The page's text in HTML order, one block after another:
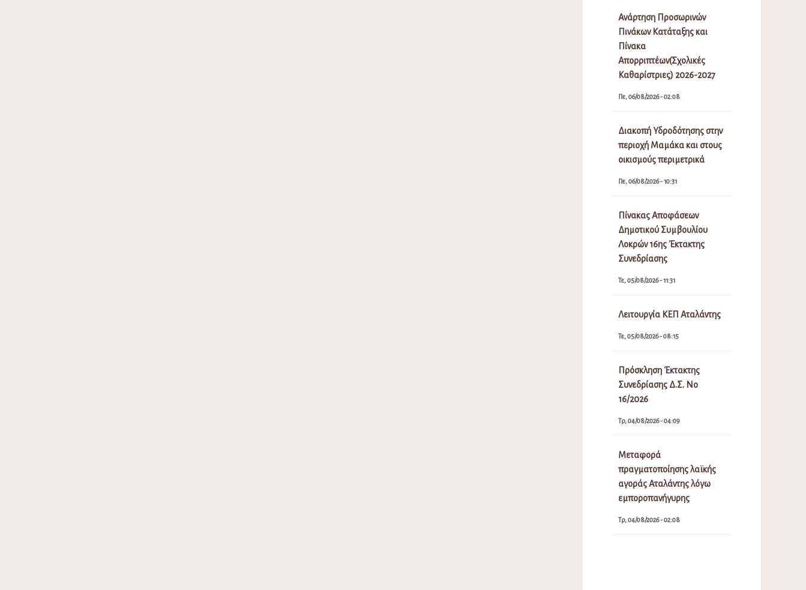
Ανάρτηση Προσωρινών
Πινάκων Κατάταξης και
Πίνακα
Απορριπτέων(Σχολικές
Καθαρίστριες) 2026-2027
Πε, 06/08/2026 - 02:08
Διακοπή Υδροδότησης στην
περιοχή Μαμάκα και στους
οικισμούς περιμετρικά
Πε, 06/08/2026 - 10:31
Πίνακας Αποφάσεων
Δημοτικού Συμβουλίου
Λοκρών 16ης Έκτακτης
Συνεδρίασης
Τε, 05/08/2026 - 11:31
Λειτουργία ΚΕΠ Αταλάντης
Τε, 05/08/2026 - 08:15
Πρόσκληση Έκτακτης
Συνεδρίασης Δ.Σ. Νο
16/2026
Τρ, 04/08/2026 - 04:09
Μεταφορά
πραγματοποίησης λαϊκής
αγοράς Αταλάντης λόγω
εμποροπανήγυρης
Τρ, 04/08/2026 - 02:08